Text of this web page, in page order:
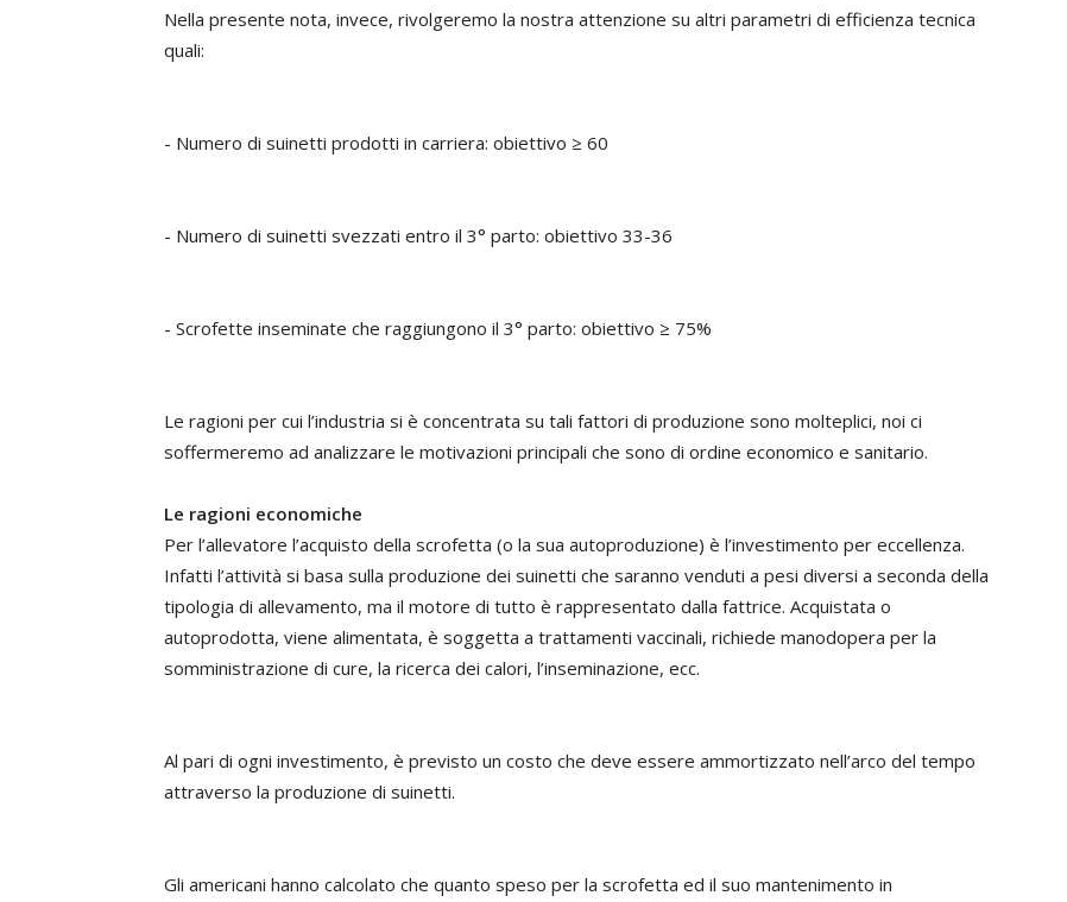
Nella presente nota, invece, rivolgeremo la nostra attenzione su altri parametri di efficienza tecnica
quali:
- Numero di suinetti prodotti in carriera: obiettivo ≥ 60
- Numero di suinetti svezzati entro il 3° parto: obiettivo 33-36
- Scrofette inseminate che raggiungono il 3° parto: obiettivo ≥ 75%
Le ragioni per cui l’industria si è concentrata su tali fattori di produzione sono molteplici, noi ci
soffermeremo ad analizzare le motivazioni principali che sono di ordine economico e sanitario.
Le ragioni economiche
Per l’allevatore l’acquisto della scrofetta (o la sua autoproduzione) è l’investimento per eccellenza.
Infatti l’attività si basa sulla produzione dei suinetti che saranno venduti a pesi diversi a seconda della
tipologia di allevamento, ma il motore di tutto è rappresentato dalla fattrice. Acquistata o
autoprodotta, viene alimentata, è soggetta a trattamenti vaccinali, richiede manodopera per la
somministrazione di cure, la ricerca dei calori, l’inseminazione, ecc.
Al pari di ogni investimento, è previsto un costo che deve essere ammortizzato nell’arco del tempo
attraverso la produzione di suinetti.
Gli americani hanno calcolato che quanto speso per la scrofetta ed il suo mantenimento in